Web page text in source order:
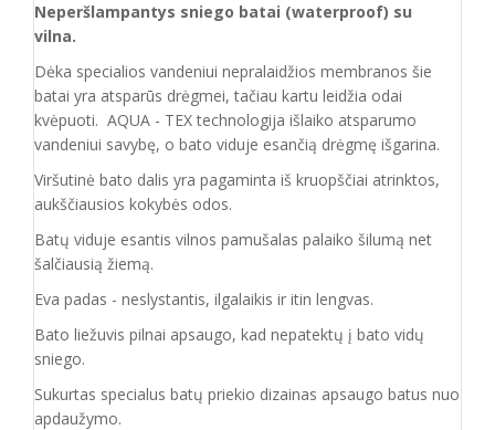
Neperšlampantys sniego batai (waterproof) su
vilna.
Dėka specialios vandeniui nepralaidžios membranos šie
batai yra atsparūs drėgmei, tačiau kartu leidžia odai
kvėpuoti. AQUA - TEX technologija išlaiko atsparumo
vandeniui savybę, o bato viduje esančią drėgmę išgarina.
Viršutinė bato dalis yra pagaminta iš kruopščiai atrinktos,
aukščiausios kokybės odos.
Batų viduje esantis vilnos pamušalas palaiko šilumą net
šalčiausią žiemą.
Eva padas - neslystantis, ilgalaikis ir itin lengvas.
Bato liežuvis pilnai apsaugo, kad nepatektų į bato vidų
sniego.
Sukurtas specialus batų priekio dizainas apsaugo batus nuo
apdaužymo.